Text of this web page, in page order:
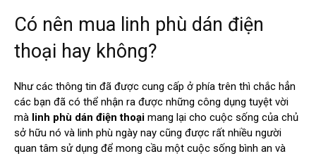
Có nên mua linh phù dán điện
thoại hay không?
Như các thông tin đã được cung cấp ở phía trên thì chắc hẳn
các bạn đã có thể nhận ra được những công dụng tuyệt vời
mà linh phù dán điện thoại mang lại cho cuộc sống của chủ
sở hữu nó và linh phù ngày nay cũng được rất nhiều người
quan tâm sử dụng để mong cầu một cuộc sống bình an và